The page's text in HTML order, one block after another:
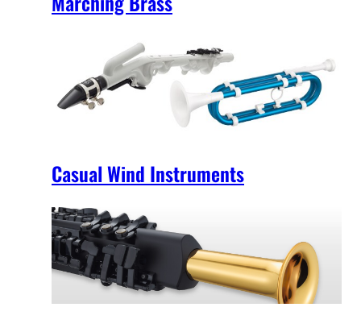
Casual Wind Instruments